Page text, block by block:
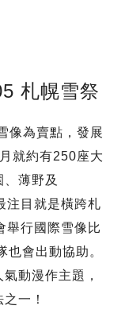
札幌雪祭
像為賣點，發展
就約有250座大
薄野及
注目就是橫跨札
舉行國際雪像比
會出動協助。
動漫作主題，
一！